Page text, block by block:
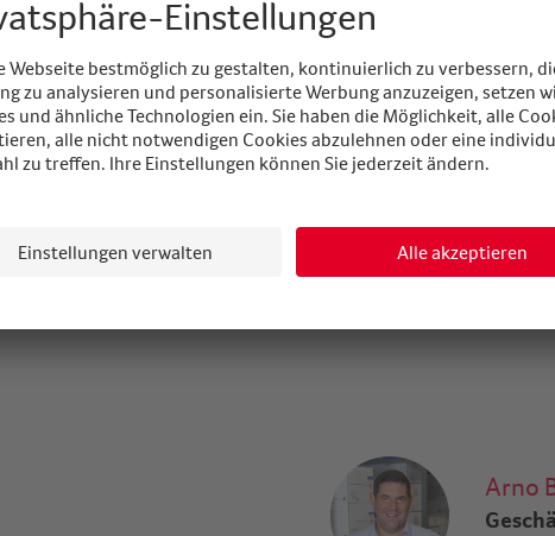
09.30 Uhr (Lieferungen: Sils – Zuoz)
Arno